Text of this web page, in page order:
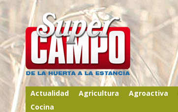
Actualidad Agricultura Agroactiva
Cocina